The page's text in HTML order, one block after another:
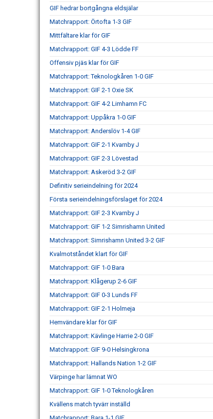
GIF hedrar bortgångna eldsjälar
Matchrapport: Örtofta 1-3 GIF
Mittfältare klar för GIF
Matchrapport: GIF 4-3 Lödde FF
Offensiv pjäs klar för GIF
Matchrapport: Teknologkåren 1-0 GIF
Matchrapport: GIF 2-1 Oxie SK
Matchrapport: GIF 4-2 Limhamn FC
Matchrapport: Uppåkra 1-0 GIF
Matchrapport: Anderslöv 1-4 GIF
Matchrapport: GIF 2-1 Kvarnby J
Matchrapport: GIF 2-3 Lövestad
Matchrapport: Askeröd 3-2 GIF
Definitiv serieindelning för 2024
Första serieindelningsförslaget för 2024
Matchrapport: GIF 2-3 Kvarnby J
Matchrapport: GIF 1-2 Simrishamn United
Matchrapport: Simrishamn United 3-2 GIF
Kvalmotståndet klart för GIF
Matchrapport: GIF 1-0 Bara
Matchrapport: Klågerup 2-6 GIF
Matchrapport: GIF 0-3 Lunds FF
Matchrapport: GIF 2-1 Holmeja
Hemvändare klar för GIF
Matchrapport: Kävlinge Harrie 2-0 GIF
Matchrapport: GIF 9-0 Helsingkrona
Matchrapport: Hallands Nation 1-2 GIF
Värpinge har lämnat WO
Matchrapport: GIF 1-0 Teknologkåren
Kvällens match tyvärr inställd